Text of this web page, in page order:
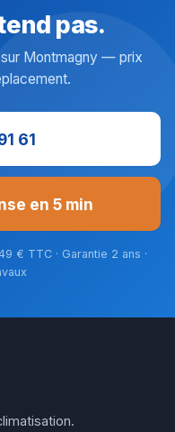
pas.
sur Montmagny — prix
61
en 5 min
€ TTC · Garantie 2 ans ·